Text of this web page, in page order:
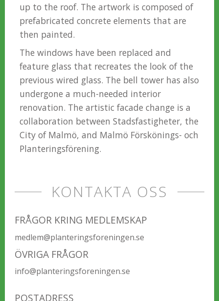
up to the roof. The artwork is composed of
prefabricated concrete elements that are
then painted.
The windows have been replaced and
feature glass that recreates the look of the
previous wired glass. The bell tower has also
undergone a much-needed interior
renovation. The artistic facade change is a
collaboration between Stadsfastigheter, the
City of Malmö, and Malmö Förskönings- och
Planteringsförening.
KONTAKTA OSS
FRÅGOR KRING MEDLEMSKAP
medlem@planteringsforeningen.se
ÖVRIGA FRÅGOR
info@planteringsforeningen.se
POSTADRESS